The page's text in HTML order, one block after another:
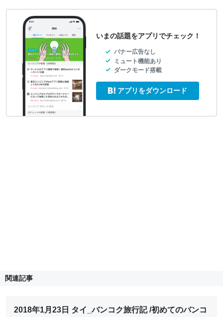
いまの話題をアプリでチェック！
バナー広告なし
ミュート機能あり
ダークモード搭載
アプリをダウンロード
関連記事
2018年1月23日 タイ_バンコク旅行記 /初めてのバンコ